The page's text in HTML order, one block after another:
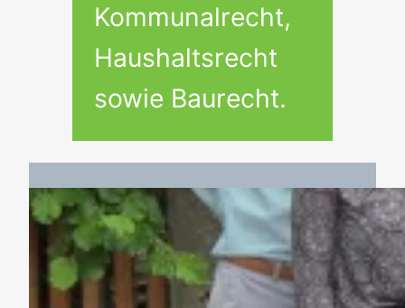
Kommunalrecht,
Haushaltsrecht
sowie Baurecht.